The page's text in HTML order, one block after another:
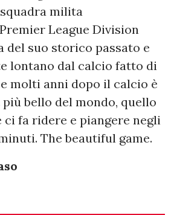
milita
League Division
del suo storico passato e
lontano dal calcio fatto di
molti anni dopo il calcio è
bello del mondo, quello
ci fa ridere e piangere negli
The beautiful game.